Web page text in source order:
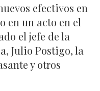
efectivos en
en un acto en el
el jefe de la
Julio Postigo, la
y otros